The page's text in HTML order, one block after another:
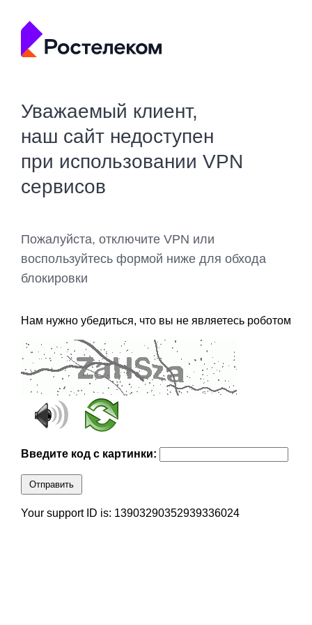
Уважаемый клиент,
наш сайт недоступен
при использовании VPN
сервисов
Пожалуйста, отключите VPN или
воспользуйтесь формой ниже для обхода
блокировки
Нам нужно убедиться, что вы не являетесь роботом
Введите код с картинки:
Отправить
Your support ID is: 13903290352939336024